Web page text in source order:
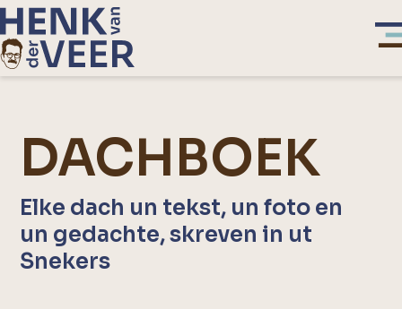
DACHBOEK
Elke dach un tekst, un foto en
un gedachte, skreven in ut
Snekers